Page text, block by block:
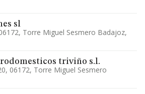
sl
Torre Miguel Sesmero Badajoz,
triviño s.l.
06172, Torre Miguel Sesmero